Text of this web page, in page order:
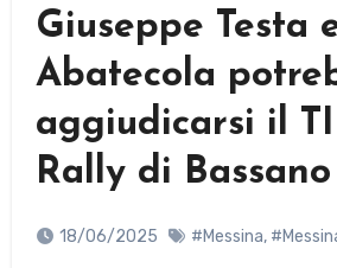
Giuseppe Testa
Abatecola
aggiudicarsi il
Rally di Bassano
18/06/2025 #Messina,